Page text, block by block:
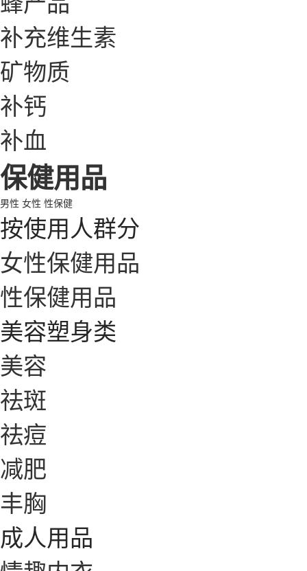
补充维生素
矿物质
补钙
补血
保健用品
男性 女性 性保健
按使用人群分
女性保健用品
性保健用品
美容塑身类
美容
祛斑
祛痘
减肥
丰胸
成人用品